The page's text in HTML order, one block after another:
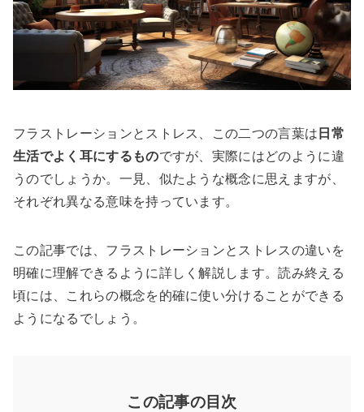
フラストレーションとストレス、この二つの言葉は 日常
生活でよく耳にするものですが、実際にはどのように違
うのでしょうか。一見、似たような概念に思えますが、
それぞれ異なる意味を持っています。
この記事では、フラストレーションとストレスの違いを
明確に理解できるように詳しく解説します。読み終える
頃には、これらの概念を的確に使い分けることができる
ようになるでしょう。
この記事の目次